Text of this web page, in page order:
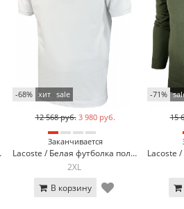
L600-6
-68% хит sale
12 568 руб. 3 980 руб.
Заканчивается
Lacoste / Белая футболка поло Lacoste LC2-3
2XL
В корзину
-71%
15